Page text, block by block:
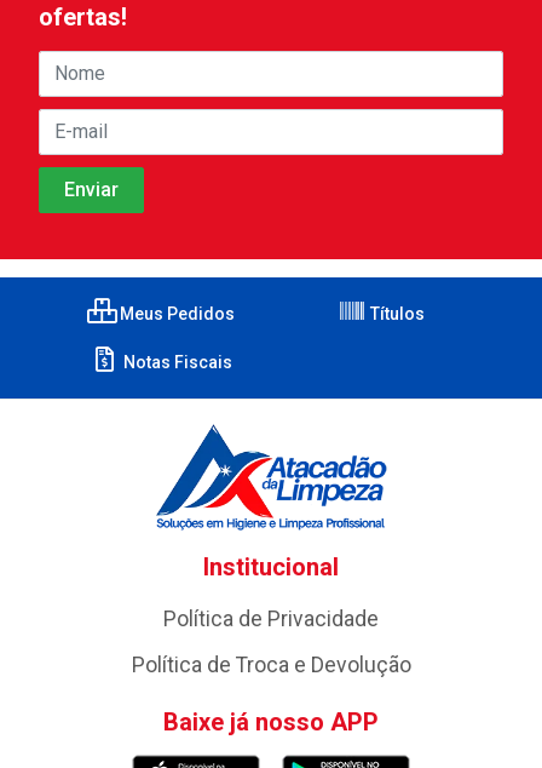
ofertas!
Meus Pedidos Títulos
Notas Fiscais
Institucional
Política de Privacidade
Política de Troca e Devolução
Baixe já nosso APP